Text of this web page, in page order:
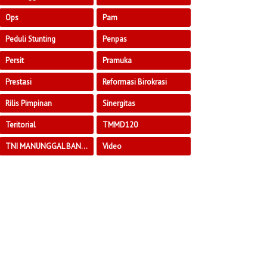
Ops Pam
Peduli Stunting Penpas
Persit Pramuka
Prestasi Reformasi Birokrasi
Rilis Pimpinan Sinergitas
Teritorial TMMD120
TNI MANUNGGAL BANGUN DESA Video